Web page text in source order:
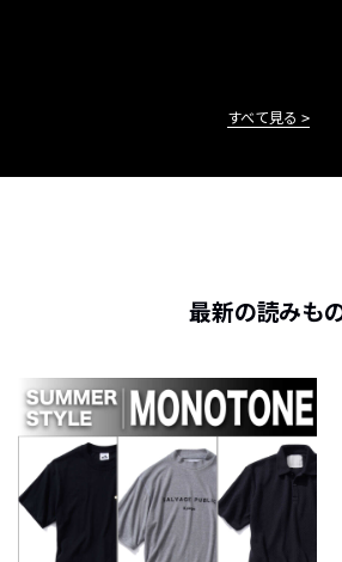
すべて見る
最新の読みも